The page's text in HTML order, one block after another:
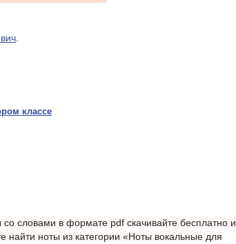
классе
словами в формате pdf скачивайте бесплатно и
найти ноты из категории «Ноты вокальные для